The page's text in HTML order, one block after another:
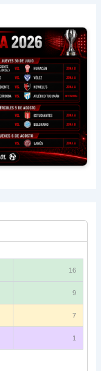
16
9
7
1